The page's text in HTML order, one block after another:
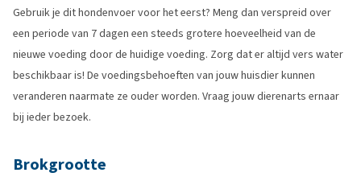
Gebruik je dit hondenvoer voor het eerst? Meng dan verspreid over
een periode van 7 dagen een steeds grotere hoeveelheid van de
nieuwe voeding door de huidige voeding. Zorg dat er altijd vers water
beschikbaar is! De voedingsbehoeften van jouw huisdier kunnen
veranderen naarmate ze ouder worden. Vraag jouw dierenarts ernaar
bij ieder bezoek.
Brokgrootte